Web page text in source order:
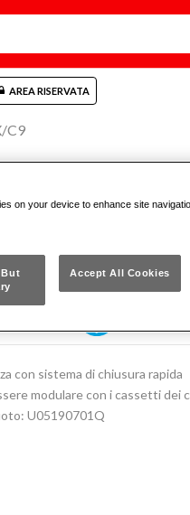
C9
AREA RISERVATA
CASSETTA DI
(9 PZ)
con sistema di chiusura rapida
modulare con i cassetti dei
U05190701Q
on your device to enhance site
But
Accept All Cookies